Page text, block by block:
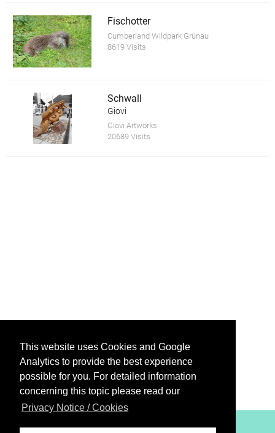
This website uses Cookies and Google
Analytics to provide the best experience
possible for you. For detailed information
concerning this topic please read our
Privacy Notice / Cookies
Fischotter
Cumberland Wildpark Grünau
8619 Visits
Schwall
Giovi
Giovi Artworks
20689 Visits
XiBIT Infoguide 2021